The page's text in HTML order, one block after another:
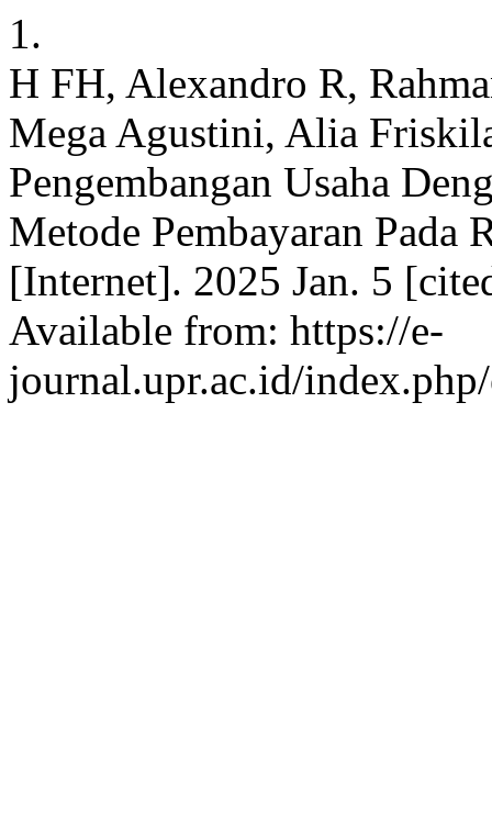
1.
H FH, Alexandro R,
Mega Agustini, Alia
Pengembangan Usaha
Metode Pembayaran Pada
[Internet]. 2025 Jan. 5
Available from: https://e-
journal.upr.ac.id/